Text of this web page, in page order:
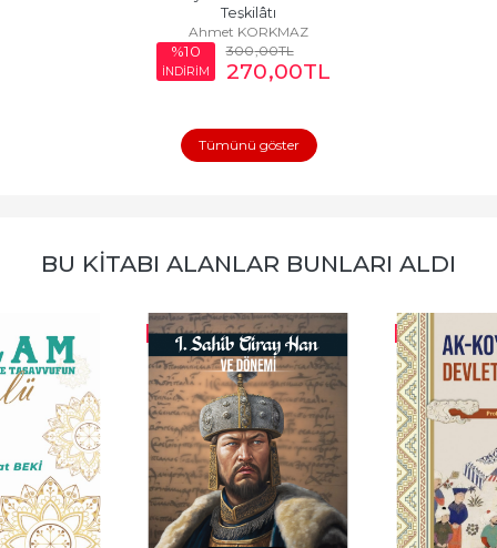
Teşkilâtı
Ahmet KORKMAZ
%10
İNDİRİM
300,00TL
270,00TL
Tümünü göster
BU KITABI ALANLAR BUNLARI ALDI
-%10 -%10